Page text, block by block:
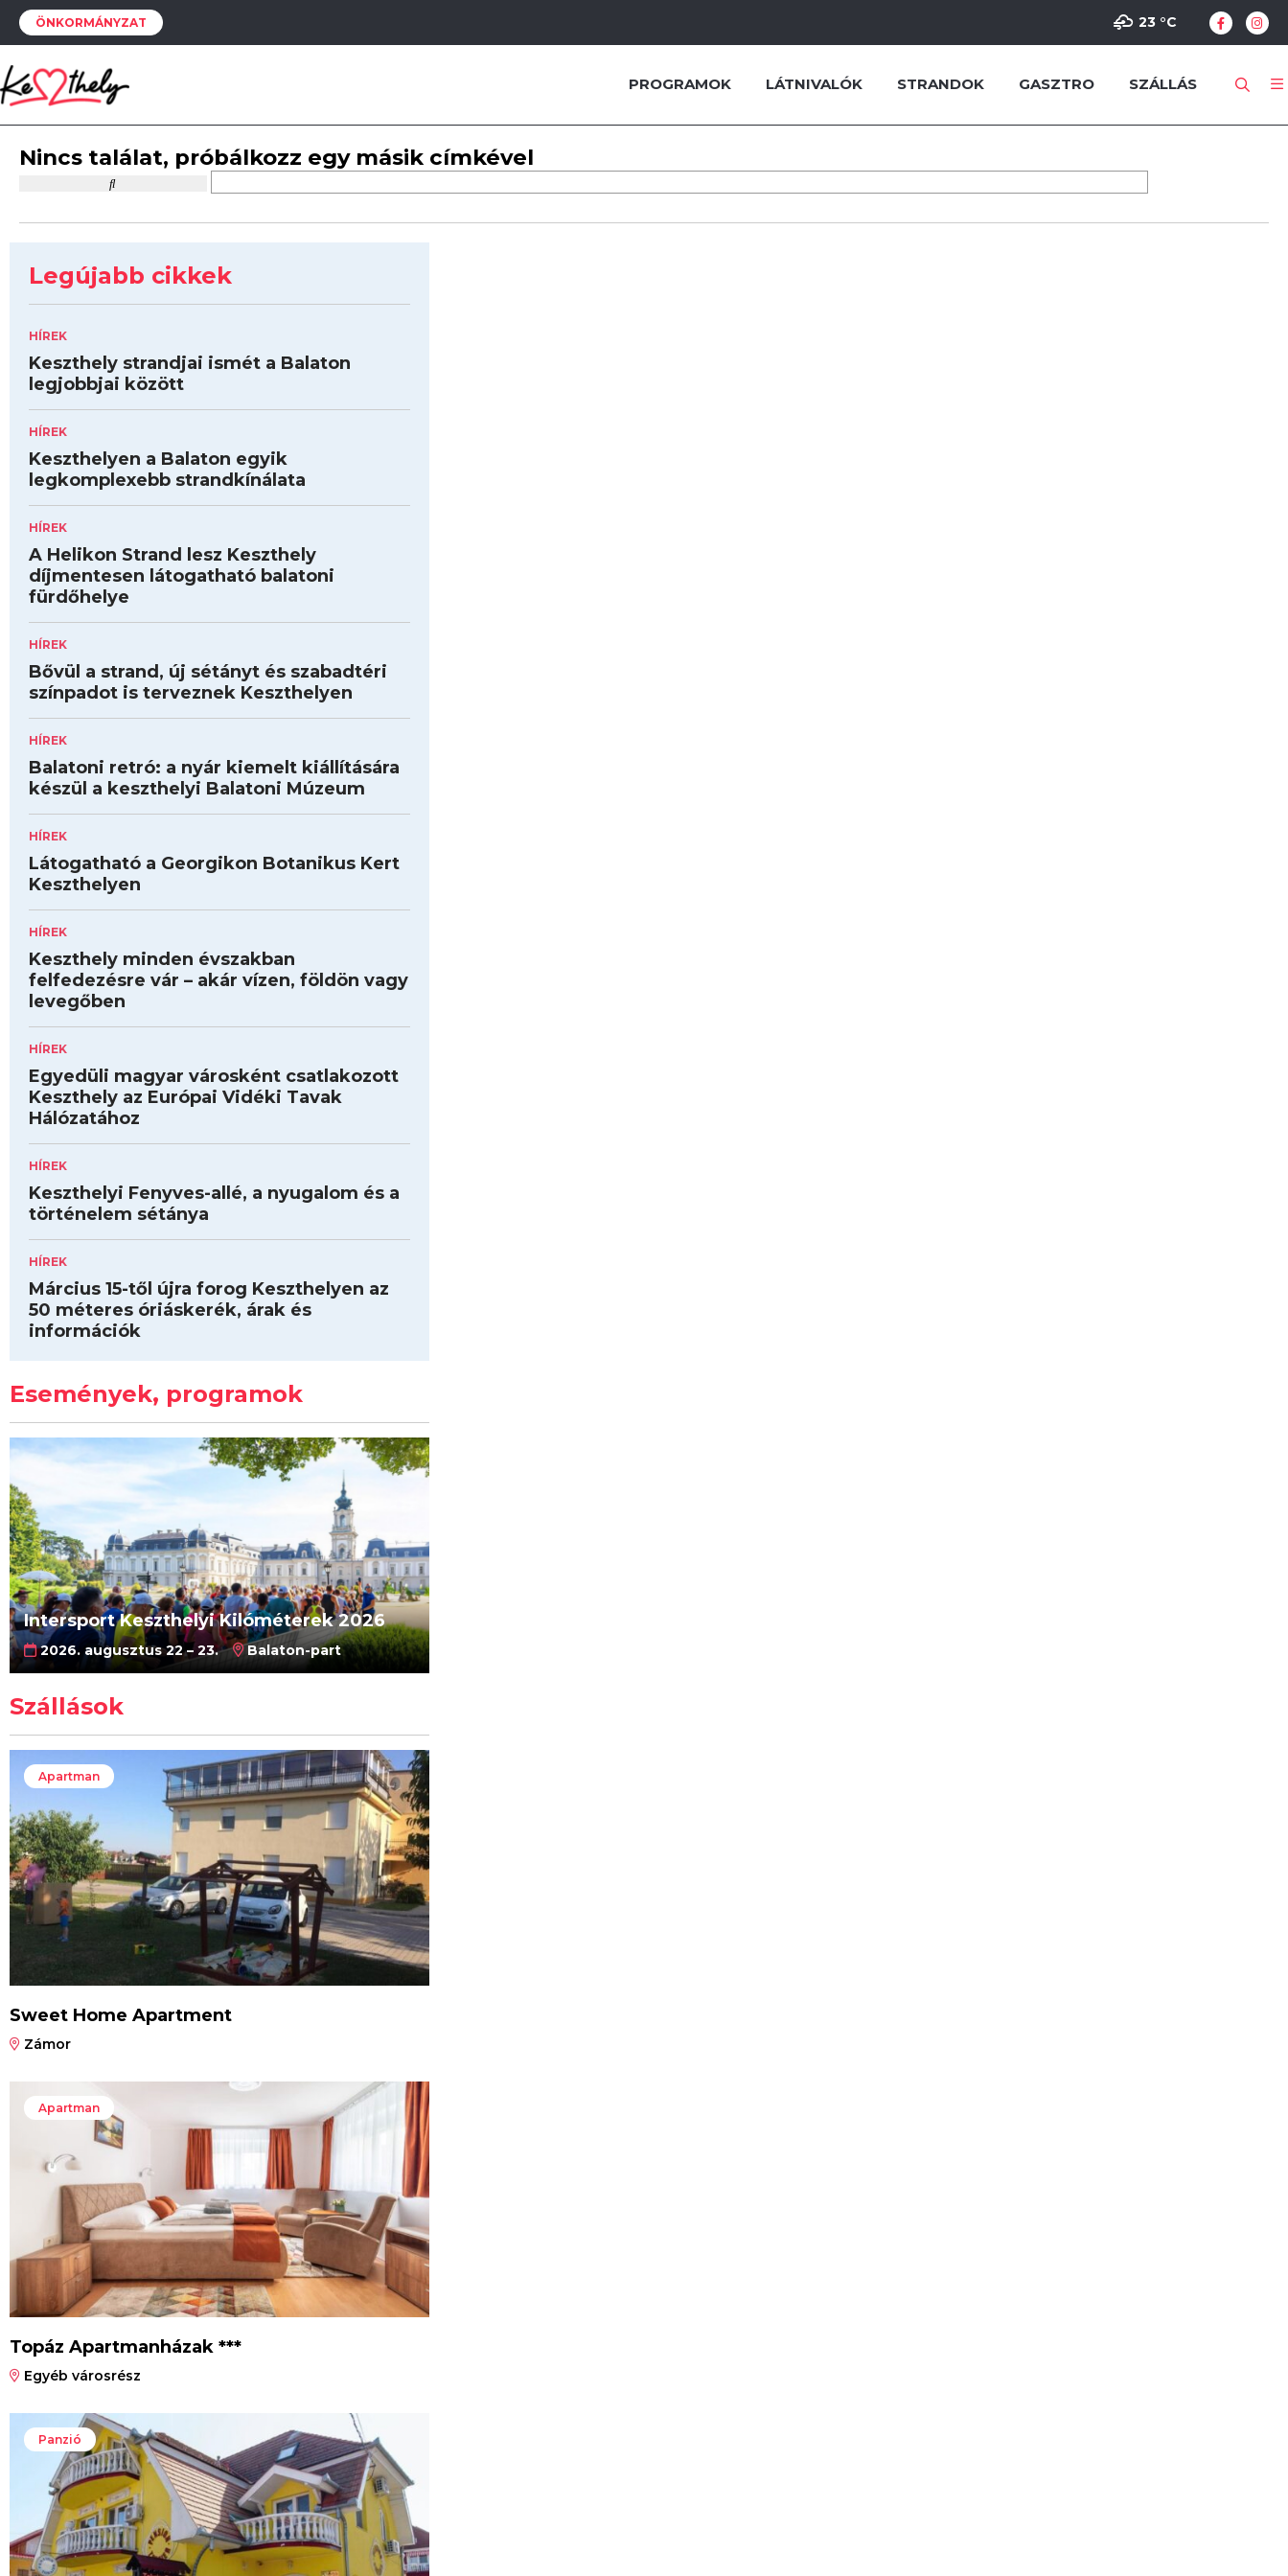
ÖNKORMÁNYZAT 23 °C
PROGRAMOK LÁTNIVALÓK STRANDOK GASZTRO SZÁLLÁS
Nincs találat, próbálkozz egy másik címkével
Legújabb cikkek
HÍREK
Keszthely strandjai ismét a Balaton
legjobbjai között
HÍREK
Keszthelyen a Balaton egyik
legkomplexebb strandkínálata
HÍREK
A Helikon Strand lesz Keszthely
díjmentesen látogatható balatoni
fürdőhelye
HÍREK
Bővül a strand, új sétányt és szabadtéri
színpadot is terveznek Keszthelyen
HÍREK
Balatoni retró: a nyár kiemelt kiállítására
készül a keszthelyi Balatoni Múzeum
HÍREK
Látogatható a Georgikon Botanikus Kert
Keszthelyen
HÍREK
Keszthely minden évszakban
felfedezésre vár – akár vízen, földön vagy
levegőben
HÍREK
Egyedüli magyar városként csatlakozott
Keszthely az Európai Vidéki Tavak
Hálózatához
HÍREK
Keszthelyi Fenyves-allé, a nyugalom és a
történelem sétánya
HÍREK
Március 15-től újra forog Keszthelyen az
50 méteres óriáskerék, árak és
információk
Események, programok
Intersport Keszthelyi Kilóméterek 2026
2026. augusztus 22 – 23. Balaton-part
Szállások
Apartman
Sweet Home Apartment
Zámor
Apartman
Topáz Apartmanházak ***
Egyéb városrész
Panzió